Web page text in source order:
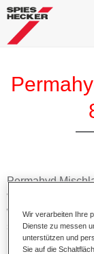
Permahyd
von Permahyd
speziellen PU-
Wir verarbeiten Ihre
Dienste zu messen
unterstützen und
Sie auf die